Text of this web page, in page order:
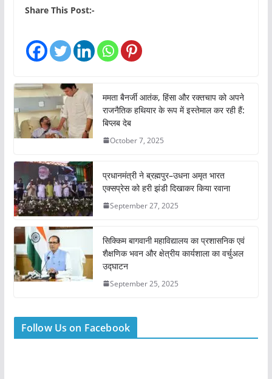
a
n
…
Share This Post:-
ममता बैनर्जी आतंक, हिंसा और रक्तचाप को अपने
राजनैतिक हथियार के रूप में इस्तेमाल कर रही हैं:
बिप्लब देब
October 7, 2025
प्रधानमंत्री ने ब्रह्मपुर–उधना अमृत भारत
एक्सप्रेस को हरी झंडी दिखाकर किया रवाना
September 27, 2025
सिक्किम बागवानी महाविद्यालय का प्रशासनिक एवं
शैक्षणिक भवन और क्षेत्रीय कार्यशाला का वर्चुअल
उद्घाटन
September 25, 2025
Follow Us on Facebook